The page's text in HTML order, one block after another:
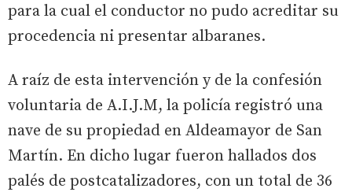
para la cual el conductor no pudo acreditar su
procedencia ni presentar albaranes.
A raíz de esta intervención y de la confesión
voluntaria de A.I.J.M, la policía registró una
nave de su propiedad en Aldeamayor de San
Martín. En dicho lugar fueron hallados dos
palés de postcatalizadores, con un total de 36